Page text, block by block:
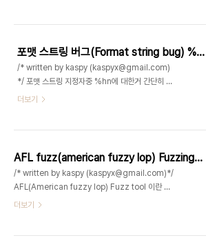
본적으로 사용하고있어서 쉘코드를 실행할때 스택
printf 함수로부터 수정 주소까지 포맷스트링(%x..)
인자가 많이 필요할때 많은 포맷 스트링 문자열을 넣
을 필요가 없어서 유용하다. 간단한 예제 소스코드를
들어 설명하겠다. * 테스트 환경 (ubuntu 64bit
12.04 LTS) // gcc -o flag_fsb flag_fsb.c -
boundary=2 -m..
포맷 스트링 버그(Format string bug) %hn 사용법
/* written by kaspy (kaspyx@gmail.com)
*/ 포맷 스트링 지정자중 %hn에 대한거 간단히 정
리함, %hn 포맷 스트링(변환 지정자)는 2바이트 단
소를 수정하여 공략이 가능하다. // gcc -o
format_hn format_hn.c -m32 // sudo
sysctl -w kernel.randomize_va_space=0
#include int main() { int p= 0xffffffff; char
buf[256]; printf("before p = %08x, addr =
더보기
AFL fuzz(american fuzzy lop) Fuzzing Tool 사용하기
/* written by kaspy (kaspyx@gmail.com)*/
AFL(American fuzzy lop) Fuzz tool 이란 프
로그램에 무작위의 데이터를 입력하게하여 버그 및
더보기